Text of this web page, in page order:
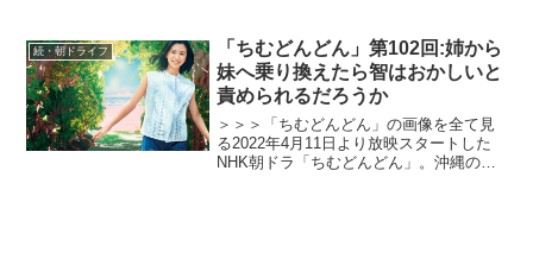
間たちと切磋琢磨...
続・朝ドライフ
「ちむどんどん」第102回:姉から
妹へ乗り換えたら智はおかしいと
責められるだろうか
＞＞＞「ちむどんどん」の画像を全て見
る2022年4月11日より放映スタートした
NHK朝ドラ「ちむどんどん」。沖縄の本